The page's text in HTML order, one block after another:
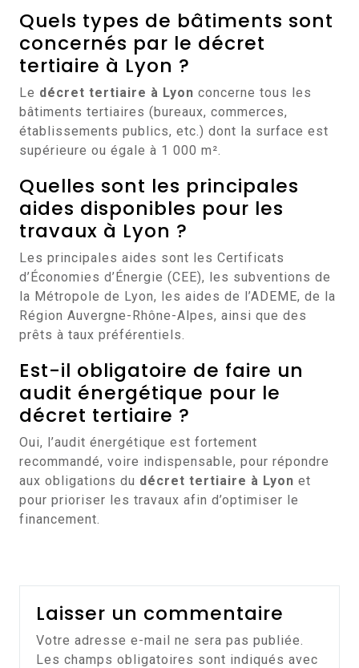
Quels types de bâtiments sont
concernés par le décret
tertiaire à Lyon ?
Le décret tertiaire à Lyon concerne tous les
bâtiments tertiaires (bureaux, commerces,
établissements publics, etc.) dont la surface est
supérieure ou égale à 1 000 m².
Quelles sont les principales
aides disponibles pour les
travaux à Lyon ?
Les principales aides sont les Certificats
d’Économies d’Énergie (CEE), les subventions de
la Métropole de Lyon, les aides de l’ADEME, de la
Région Auvergne-Rhône-Alpes, ainsi que des
prêts à taux préférentiels.
Est-il obligatoire de faire un
audit énergétique pour le
décret tertiaire ?
Oui, l’audit énergétique est fortement
recommandé, voire indispensable, pour répondre
aux obligations du décret tertiaire à Lyon et
pour prioriser les travaux afin d’optimiser le
financement.
Laisser un commentaire
Votre adresse e-mail ne sera pas publiée.
Les champs obligatoires sont indiqués avec